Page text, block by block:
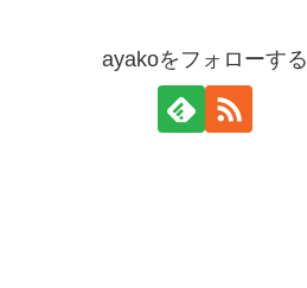
ayakoをフォローする